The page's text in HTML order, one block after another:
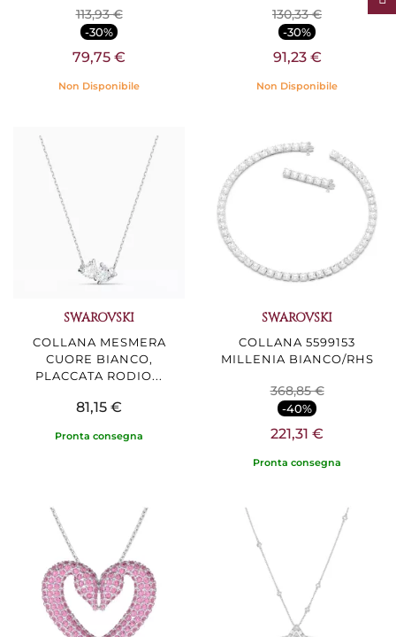
113,93 €
-30%
79,75 €
Non Disponibile
130,33 €
-30%
91,23 €
Non Disponibile
SWAROVSKI
COLLANA MESMERA
CUORE BIANCO,
PLACCATA RODIO...
81,15 €
Pronta consegna
SWAROVSKI
COLLANA 5599153
MILLENIA BIANCO/RHS
368,85 €
-40%
221,31 €
Pronta consegna